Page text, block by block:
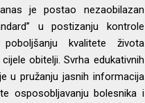
je postao nezaobilazan
u postizanju kontrole
kvalitete života
obitelji. Svrha edukativnih
u pružanju jasnih informacija
osposobljavanju bolesnika i